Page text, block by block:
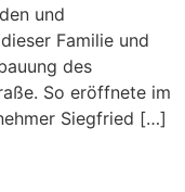
und
Familie und
des
So eröffnete im
Siegfried […]